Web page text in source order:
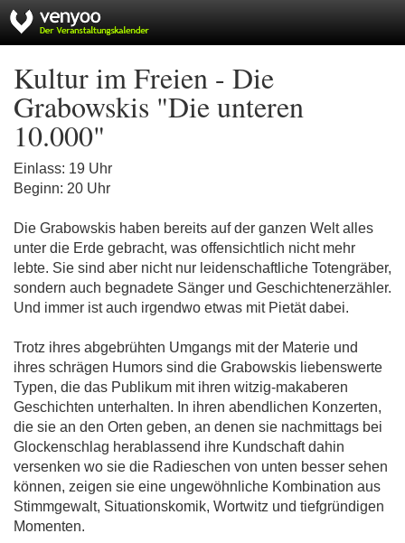
Kultur im Freien - Die
Grabowskis "Die unteren
10.000"
Einlass: 19 Uhr
Beginn: 20 Uhr
Die Grabowskis haben bereits auf der ganzen Welt alles
unter die Erde gebracht, was offensichtlich nicht mehr
lebte. Sie sind aber nicht nur leidenschaftliche Totengräber,
sondern auch begnadete Sänger und Geschichtenerzähler.
Und immer ist auch irgendwo etwas mit Pietät dabei.
Trotz ihres abgebrühten Umgangs mit der Materie und
ihres schrägen Humors sind die Grabowskis liebenswerte
Typen, die das Publikum mit ihren witzig-makaberen
Geschichten unterhalten. In ihren abendlichen Konzerten,
die sie an den Orten geben, an denen sie nachmittags bei
Glockenschlag herablassend ihre Kundschaft dahin
versenken wo sie die Radieschen von unten besser sehen
können, zeigen sie eine ungewöhnliche Kombination aus
Stimmgewalt, Situationskomik, Wortwitz und tiefgründigen
Momenten.